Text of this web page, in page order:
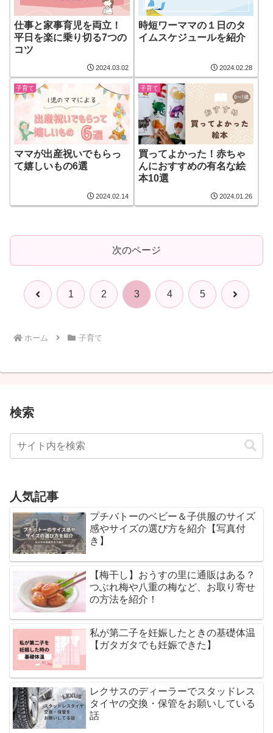
仕事と家事育児を両立！
平日を楽に乗り切る7つの
コツ
2024.03.02
時短ワーママの１日のタ
イムスケジュールを紹介
2024.02.28
子育て
ママが出産祝いでもらっ
て嬉しいもの6選
2024.02.14
子育て
買ってよかった！赤ちゃ
んにおすすめの有名な絵
本10選
2024.01.26
次のページ
前 1 2 3 4 5 次
ホーム 子育て
検索
人気記事
プチバトーのベビー＆子供服のサイズ
感やサイズの選び方を紹介【写真付
き】
【梅干し】おうすの里に通販はある？
つぶれ梅や八重の梅など、お取り寄せ
の方法を紹介！
私が第二子を妊娠したときの基礎体温
【ガタガタでも妊娠できた】
レクサスのディーラーでスタッドレス
タイヤの交換・保管をお願いしている
話